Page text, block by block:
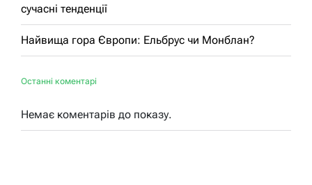
сучасні тенденції
Найвища гора Європи: Ельбрус чи Монблан?
Останні коментарі
Немає коментарів до показу.